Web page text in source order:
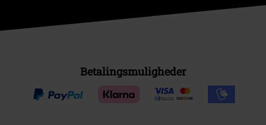
Betalingsmuligheder